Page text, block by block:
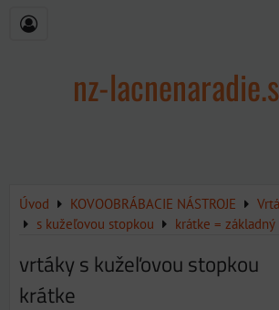
nz-
Úvod KOVOOBRÁBACIE NÁSTROJE
s kužeľovou stopkou
krátke =
vrtáky s kužeľovou stopkou
krátke